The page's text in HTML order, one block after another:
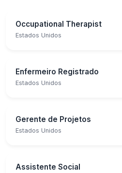
Occupational Therapist
Estados Unidos
Enfermeiro Registrado
Estados Unidos
Gerente de Projetos
Estados Unidos
Assistente Social